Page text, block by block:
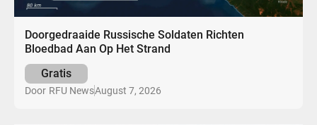
Doorgedraaide Russische Soldaten Richten
Bloedbad Aan Op Het Strand
Gratis
Door RFU NewsAugust 7, 2026